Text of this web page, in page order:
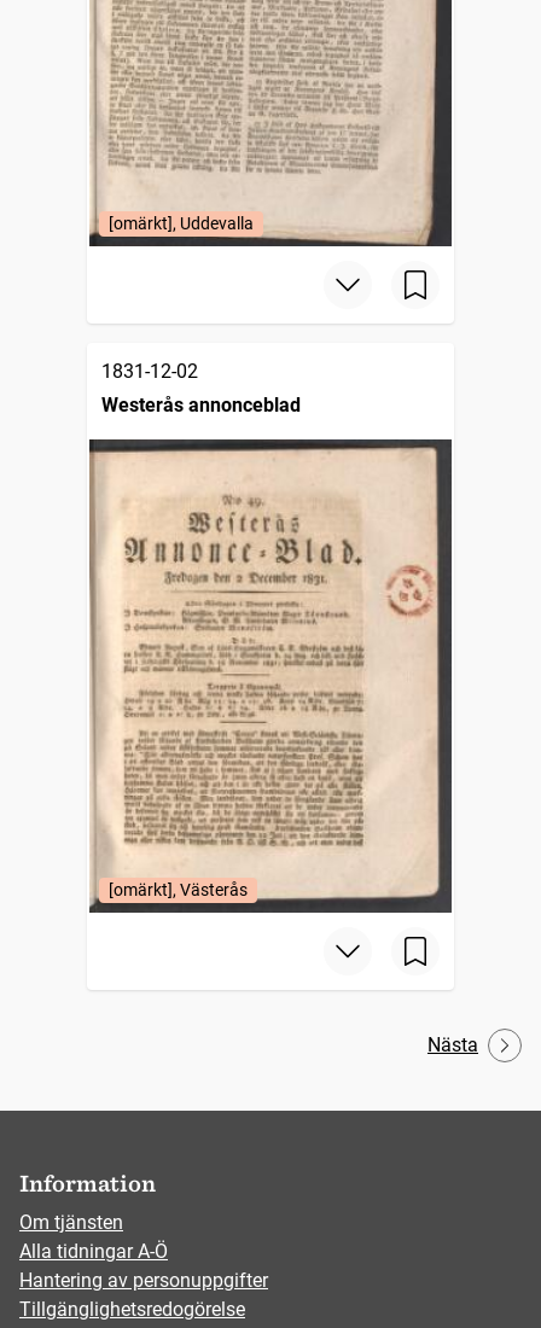
[omärkt], Uddevalla
1831-12-02
Westerås annonceblad
[omärkt], Västerås
Nästa
Information
Om tjänsten
Alla tidningar A-Ö
Hantering av personuppgifter
Tillgänglighetsredogörelse